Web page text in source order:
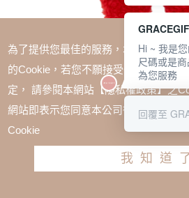
Wasabi Bear X NTU-辣椒醬熊毛
為了提供您最佳的服務，本網站會在
的Cookie，若您不願接受Cookie時應如
定， 請參閱本網站【隱私權政策】之
網站即表示您同意本公司得按本網站使
Cookie
我知道
Hi ~ 我是
尺碼或是
為您服務
回覆至